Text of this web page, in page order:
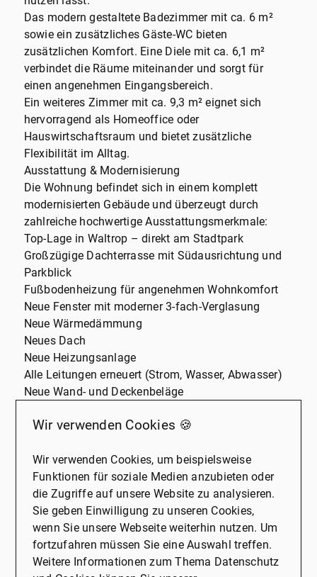
Das modern gestaltete Badezimmer mit ca. 6 m²
sowie ein zusätzliches Gäste-WC bieten
zusätzlichen Komfort. Eine Diele mit ca. 6,1 m²
verbindet die Räume miteinander und sorgt für
einen angenehmen Eingangsbereich.
Ein weiteres Zimmer mit ca. 9,3 m² eignet sich
hervorragend als Homeoffice oder
Hauswirtschaftsraum und bietet zusätzliche
Flexibilität im Alltag.
Ausstattung & Modernisierung
Die Wohnung befindet sich in einem komplett
modernisierten Gebäude und überzeugt durch
zahlreiche hochwertige Ausstattungsmerkmale:
Top-Lage in Waltrop – direkt am Stadtpark
Großzügige Dachterrasse mit Südausrichtung und
Parkblick
Fußbodenheizung für angenehmen Wohnkomfort
Neue Fenster mit moderner 3-fach-Verglasung
Neue Wärmedämmung
Neues Dach
Neue Heizungsanlage
Alle Leitungen erneuert (Strom, Wasser, Abwasser)
Neue Wand- und Deckenbeläge
Fahrradgarage
Vorbereitung für den späteren Anschluss einer
Wallbox
Diese Kombination aus hochwertiger
Modernisierung, großzügiger Dachterrasse und
attraktiver Lage macht diese Wohnung zu einer
besonderen Gelegenheit für Eigennutzer oder
Kapitalanleger.
Wir verwenden Cookies 🍪
Wir verwenden Cookies, um beispielsweise
Funktionen für soziale Medien anzubieten oder
die Zugriffe auf unsere Website zu analysieren.
Sie geben Einwilligung zu unseren Cookies,
wenn Sie unsere Webseite weiterhin nutzen. Um
fortzufahren müssen Sie eine Auswahl treffen.
Weitere Informationen zum Thema Datenschutz